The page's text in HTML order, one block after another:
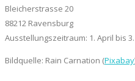
Bleicherstrasse 20
88212 Ravensburg
Ausstellungszeitraum: 1. April bis 3.
Bildquelle: Rain Carnation (Pixabay